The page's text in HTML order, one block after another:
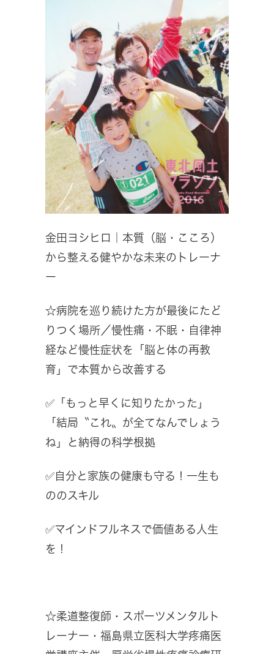
金田ヨシヒロ｜本質（脳・こころ）
から整える健やかな未来のトレーナ
ー
☆病院を巡り続けた方が最後にたど
りつく場所／慢性痛・不眠・自律神
経など慢性症状を「脳と体の再教
育」で本質から改善する
✅「もっと早くに知りたかった」
「結局〝これ〟が全てなんでしょう
ね」と納得の科学根拠
✅自分と家族の健康も守る！一生も
ののスキル
✅マインドフルネスで価値ある人生
を！
☆柔道整復師・スポーツメンタルト
レーナー・福島県立医科大学疼痛医